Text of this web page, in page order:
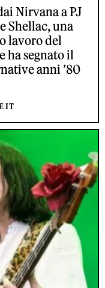
Nirvana a PJ
Shellac, una
lavoro del
ha segnato il
anni ’80
IT